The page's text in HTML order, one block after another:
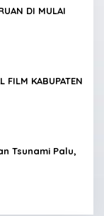
DI MULAI
FILM KABUPATEN
Tsunami Palu,